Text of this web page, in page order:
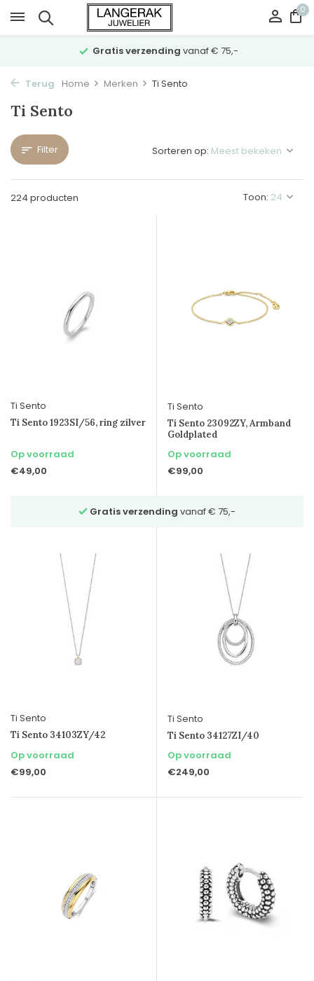
0
Gratis verzending vanaf € 75,-
Terug Home Merken Ti Sento
Ti Sento
Filter
224 producten Toon:
Sorteren op:
Ti Sento
Ti Sento 1923SI/56, ring zilver
Op voorraad
€49,00
Ti Sento
Ti Sento 23092ZY, Armband
Goldplated
Op voorraad
€99,00
Vraagvrijblijvend adviesvia Whatsapp 023-
Ti Sento
Ti Sento 34103ZY/42
Op voorraad
€99,00
Ti Sento
Ti Sento 34127ZI/40
Op voorraad
€249,00